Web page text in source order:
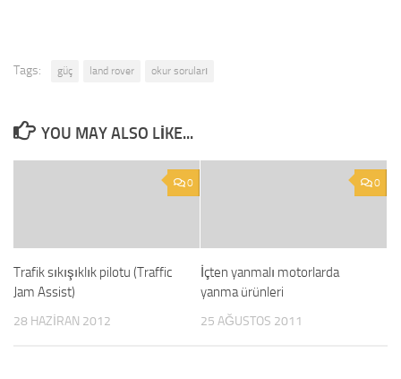
Tags: güç land rover okur soruları
YOU MAY ALSO LIKE...
0
Trafik sıkışıklık pilotu (Traffic
Jam Assist)
28 HAZIRAN 2012
0
İçten yanmalı motorlarda
yanma ürünleri
25 AĞUSTOS 2011